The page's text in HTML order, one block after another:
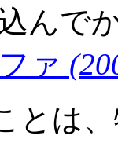
んで
ァ
とは